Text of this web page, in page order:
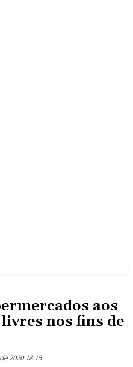
aos
nos fins de
2020 18:15